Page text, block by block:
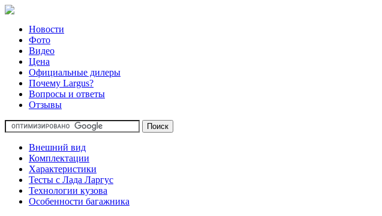
Новости
Фото
Видео
Цена
Официальные дилеры
Почему Largus?
Вопросы и ответы
Отзывы
Внешний вид
Комплектации
Характеристики
Тесты с Лада Ларгус
Технологии кузова
Особенности багажника